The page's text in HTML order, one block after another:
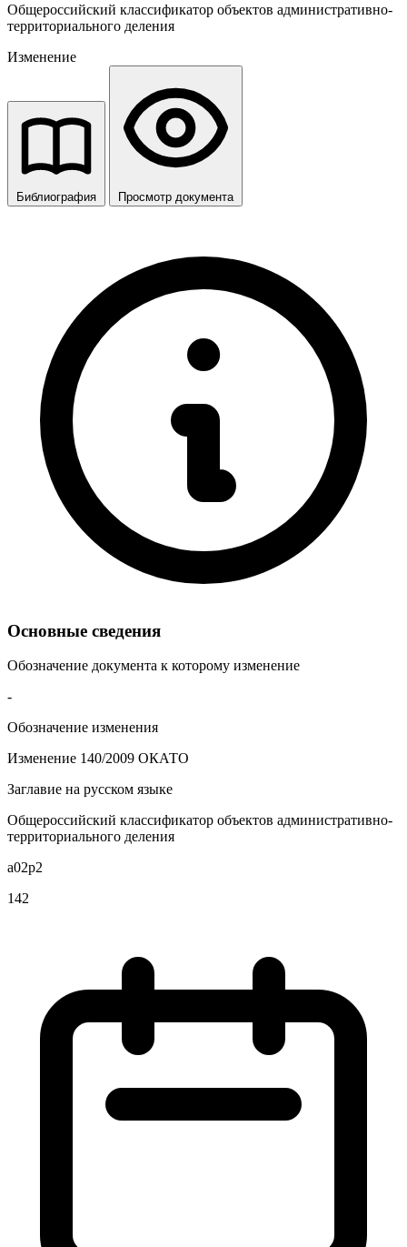
Общероссийский классификатор объектов административно-
территориального деления
Изменение
Библиография Просмотр документа
Основные сведения
Обозначение документа к которому изменение
-
Обозначение изменения
Изменение 140/2009 ОКАТО
Заглавие на русском языке
Общероссийский классификатор объектов административно-
территориального деления
a02p2
142